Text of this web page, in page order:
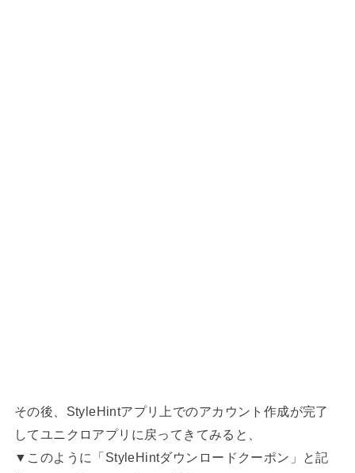
その後、StyleHintアプリ上でのアカウント作成が完了
してユニクロアプリに戻ってきてみると、
▼このように「StyleHintダウンロードクーポン」と記